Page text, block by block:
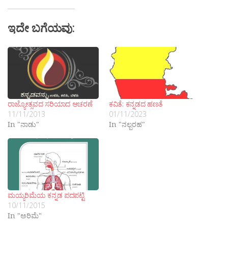
ಇದೇ ಬಗೆಯವು:
ರಾಜ್ಯೋತ್ಸವದ ಸರಿಯಾದ ಆಚರಣೆ
11/11/2013
In "ನಾಡು"
ಕವಿತೆ: ಕನ್ನಡದ ಹಣತೆ
01/11/2023
In "ನಲ್ಬರಹ"
ಮಯ್ಯರಿಮೆಯ ಕನ್ನಡ ಪದಪಟ್ಟಿ
10/11/2015
In "ಅರಿಮೆ"